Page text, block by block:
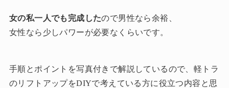
女の私一人でも完成したので男性なら余裕、
女性なら少しパワーが必要なくらいです。
手順とポイントを写真付きで解説しているので、軽トラ
のリフトアップをDIYで考えている方に役立つ内容と思